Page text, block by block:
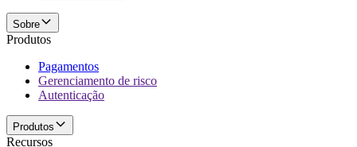
Sobre
Produtos
Pagamentos
Gerenciamento de risco
Autenticação
Produtos
Recursos